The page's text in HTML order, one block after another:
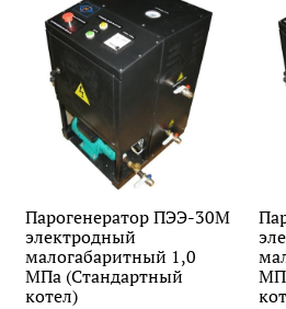
Парогенератор ПЭЭ-30М
электродный
малогабаритный 1,0
МПа (Стандартный
котел)